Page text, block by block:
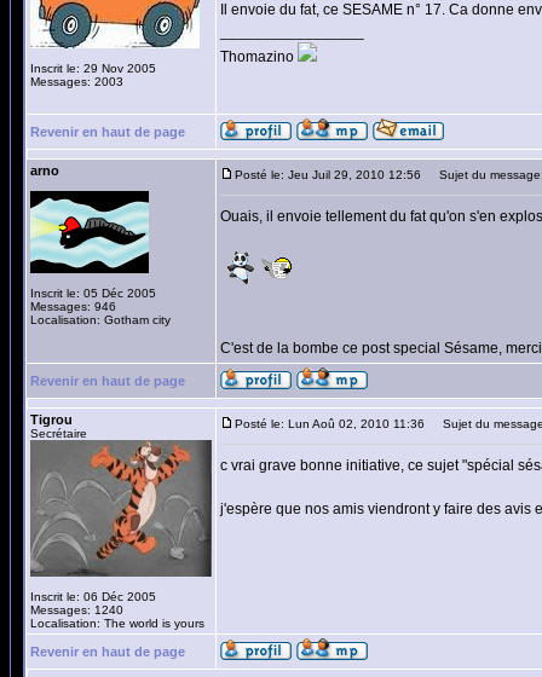
Inscrit le: 29 Nov 2005
Messages: 2003
Il envoie du fat, ce SESAME n° 17. Ca donne
Thomazino
Revenir en haut de page
arno
Inscrit le: 05 Déc 2005
Messages: 946
Localisation: Gotham city
Posté le: Jeu Juil 29, 2010 12:56 Sujet du
Ouais, il envoie tellement du fat qu'on s'en
C'est de la bombe ce post special Sésame,
Revenir en haut de page
Tigrou
Secrétaire
Inscrit le: 06 Déc 2005
Messages: 1240
Localisation: The world is yours
Posté le: Lun Aoû 02, 2010 11:36 Sujet du
c vrai grave bonne initiative, ce sujet "spécial
j'espère que nos amis viendront y faire des avis
Revenir en haut de page